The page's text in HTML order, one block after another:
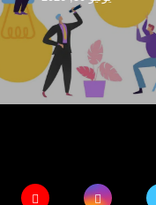
يوليو 30, 2026